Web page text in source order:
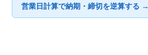
営業日計算で納期・締切を逆算する →